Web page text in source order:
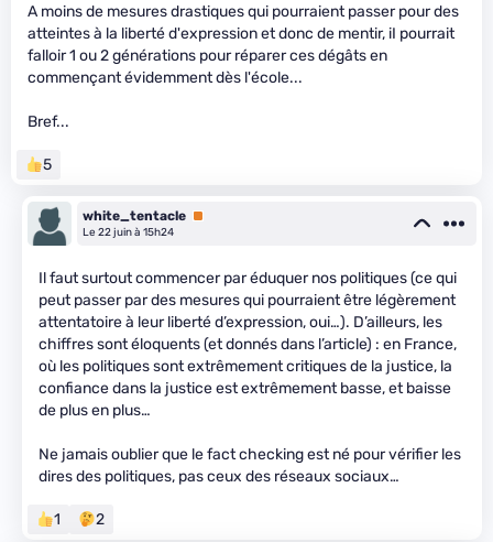
A moins de mesures drastiques qui pourraient passer pour des
atteintes à la liberté d'expression et donc de mentir, iI pourrait
falloir 1 ou 2 générations pour réparer ces dégâts en
commençant évidemment dès l'école...
Bref...
5
white_tentacle Premium
Le 22 juin à 15h24
Il faut surtout commencer par éduquer nos politiques (ce qui
peut passer par des mesures qui pourraient être légèrement
attentatoire à leur liberté d’expression, oui…). D’ailleurs, les
chiffres sont éloquents (et donnés dans l’article) : en France,
où les politiques sont extrêmement critiques de la justice, la
confiance dans la justice est extrêmement basse, et baisse
de plus en plus…
Ne jamais oublier que le fact checking est né pour vérifier les
dires des politiques, pas ceux des réseaux sociaux…
1 2